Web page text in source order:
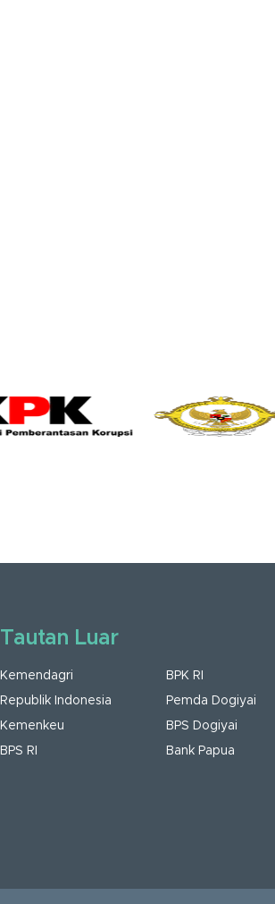
Tautan Luar
Kemendagri
Republik Indonesia
Kemenkeu
BPS RI
BPK RI
Pemda Dogiyai
BPS Dogiyai
Bank Papua